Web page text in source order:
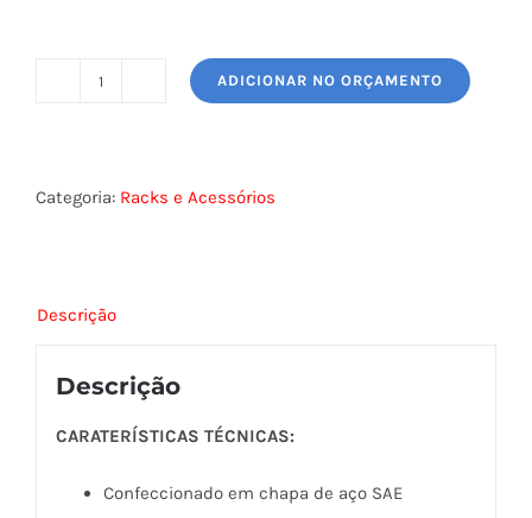
4
ADICIONAR NO ORÇAMENTO
Categoria: Racks e Acessórios
Descrição
Descrição
CARATERÍSTICAS TÉCNICAS:
Confeccionado em chapa de aço SAE